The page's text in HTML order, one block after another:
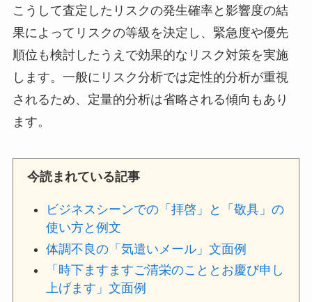
こうして査定したリスクの発生確率と影響度の結
果によってリスクの等級を決定し、緊急度や優先
順位も検討したうえで効果的なリスク対策を実施
します。一般にリスク分析では定性的分析が重視
されるため、定量的分析は省略される傾向もあり
ます。
今読まれている記事
ビジネスシーンでの「拝啓」と「敬具」の
使い方と例文
体調不良の「気遣いメール」文面例
「時下ますますご清栄のこととお慶び申し
上げます」文面例